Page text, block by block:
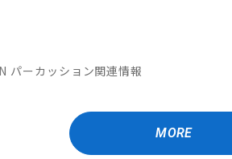
パーカッション関連情報
MORE